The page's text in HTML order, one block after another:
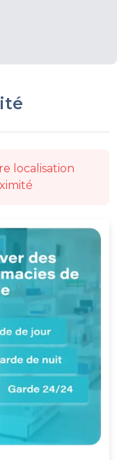
localisation